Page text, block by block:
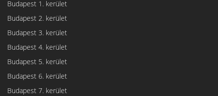
Budapest 1. kerület
Budapest 2. kerület
Budapest 3. kerület
Budapest 4. kerület
Budapest 5. kerület
Budapest 6. kerület
Budapest 7. kerület